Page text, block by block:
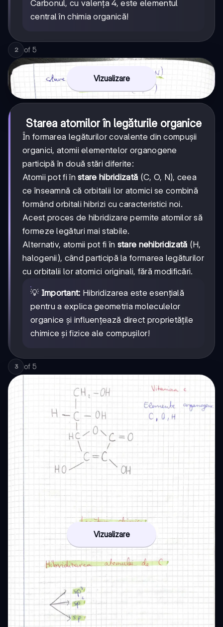
Carbonul, cu valența 4, este elementul
central în chimia organică!
2 of 5
Vizualizare
Starea atomilor în legăturile organice
În formarea legăturilor covalente din compușii
organici, atomii elementelor organogene
participă în două stări diferite:
Atomii pot fi înstare hibridizată (C, O, N), ceea
ce înseamnă că orbitalii lor atomici se combină
formând orbitali hibrizi cu caracteristici noi.
Acest proces de hibridizare permite atomilor să
formeze legături mai stabile.
Alternativ, atomii pot fi în stare nehibridizată (H,
halogenii), când participă la formarea legăturilor
cu orbitalii lor atomici originali, fără modificări.
💡 Important: Hibridizarea este esențială
pentru a explica geometria moleculelor
organice și influențează direct proprietățile
chimice și fizice ale compușilor!
3 of 5
Vizualizare